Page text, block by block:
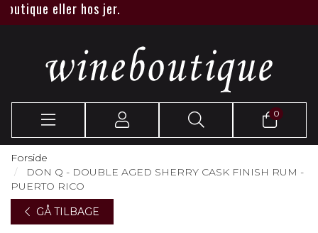
eller hos jer.
0
Forside
DON Q - DOUBLE AGED SHERRY CASK FINISH RUM -
PUERTO RICO
GÅ TILBAGE